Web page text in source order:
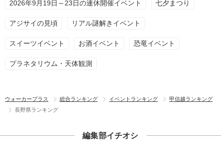
2026年9月19日～23日の連休開催イベント 七夕まつり
アジサイの見頃 リアル謎解きイベント
スイーツイベント お酒イベント 恐竜イベント
プラネタリウム・天体観測
ウォーカープラス 総合ランキング イベントランキング
甲信越ランキング
長野県ランキング
編集部イチオシ